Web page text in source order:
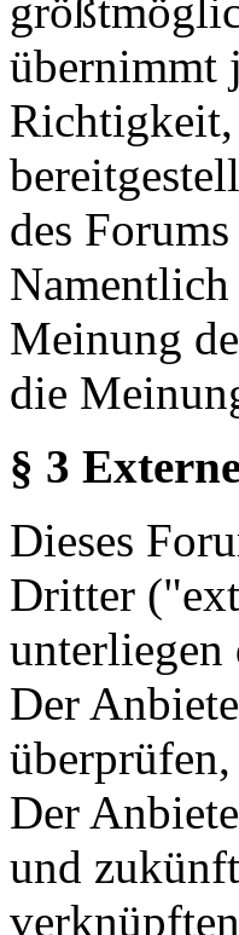
übernimmt
des
Namentlich
Meinung
die
§ 3
Dieses
Dritter
Der
Der
und